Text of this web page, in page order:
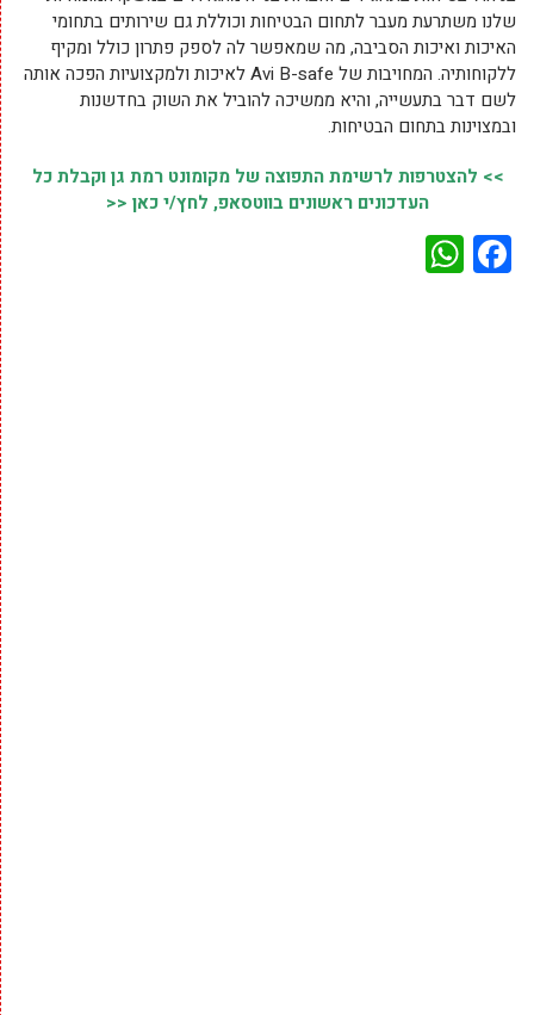
שלנו משתרעת מעבר לתחום הבטיחות וכוללת גם שירותים בתחומי
האיכות ואיכות הסביבה, מה שמאפשר לה לספק פתרון כולל ומקיף
ללקוחותיה. המחויבות של Avi B-safe לאיכות ולמקצועיות הפכה אותה
לשם דבר בתעשייה, והיא ממשיכה להוביל את השוק בחדשנות
ובמצוינות בתחום הבטיחות.
>> להצטרפות לרשימת התפוצה של מקומונט רמת גן וקבלת כל
העדכונים ראשונים בווטסאפ, לחץ/י כאן <<
Facebook